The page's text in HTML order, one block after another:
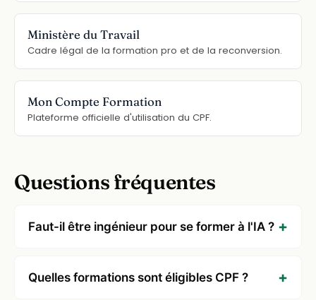
Ministère du Travail
Cadre légal de la formation pro et de la reconversion.
Mon Compte Formation
Plateforme officielle d'utilisation du CPF.
Questions fréquentes
Faut-il être ingénieur pour se former à l'IA ?
Quelles formations sont éligibles CPF ?